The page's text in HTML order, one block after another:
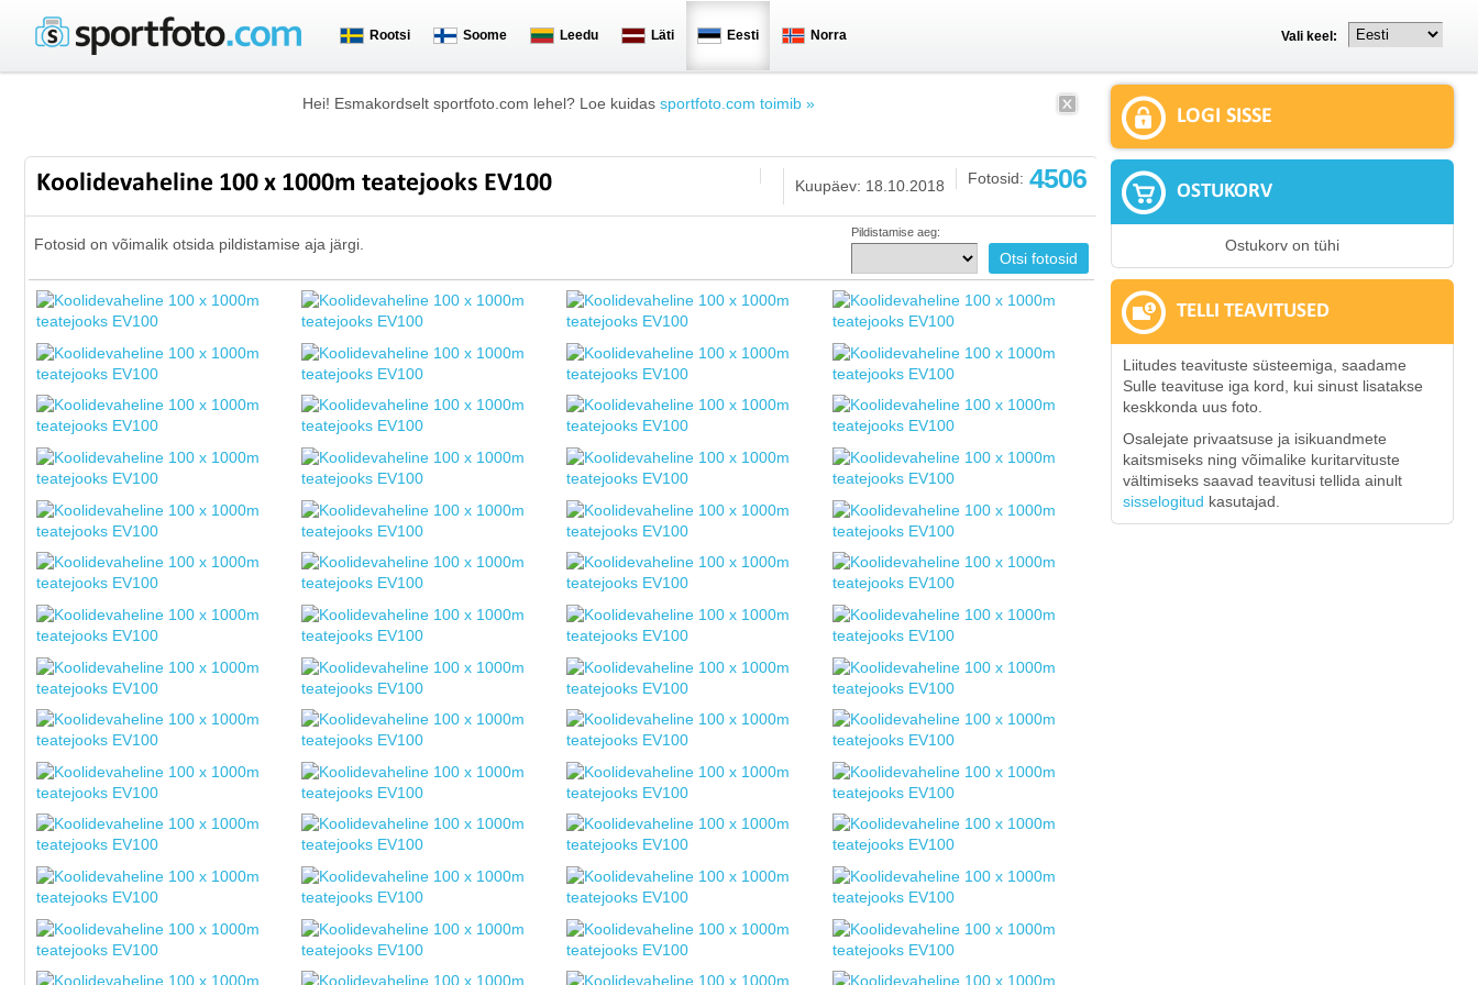
Rootsi Soome Leedu Läti Eesti Norra Vali keel:
Hei! Esmakordselt sportfoto.com lehel? Loe kuidas sportfoto.com toimib »
Koolidevaheline 100 x 1000m teatejooks EV100 Fotosid: 4506
Kuupäev: 18.10.2018
Fotosid on võimalik otsida pildistamise aja järgi.
Pildistamise aeg:
LOGI SISSE
OSTUKORV
Ostukorv on tühi
TELLI TEAVITUSED
Liitudes teavituste süsteemiga, saadame
Sulle teavituse iga kord, kui sinust lisatakse
keskkonda uus foto.
Osalejate privaatsuse ja isikuandmete
kaitsmiseks ning võimalike kuritarvituste
vältimiseks saavad teavitusi tellida ainult
sisselogitud kasutajad.